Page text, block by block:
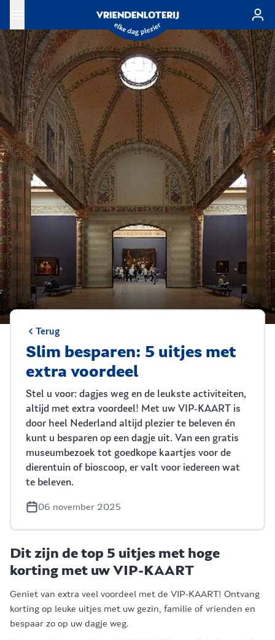
Ga naar de hoofdinhoud
Terug
Slim besparen: 5 uitjes met
extra voordeel
Stel u voor: dagjes weg en de leukste activiteiten,
altijd met extra voordeel! Met uw VIP-KAART is
door heel Nederland altijd plezier te beleven én
kunt u besparen op een dagje uit. Van een gratis
museumbezoek tot goedkope kaartjes voor de
dierentuin of bioscoop, er valt voor iedereen wat
te beleven.
06 november 2025
Dit zijn de top 5 uitjes met hoge
korting met uw VIP-KAART
Geniet van extra veel voordeel met de VIP-KAART! Ontvang
korting op leuke uitjes met uw gezin, familie of vrienden en
bespaar zo op uw dagje weg.